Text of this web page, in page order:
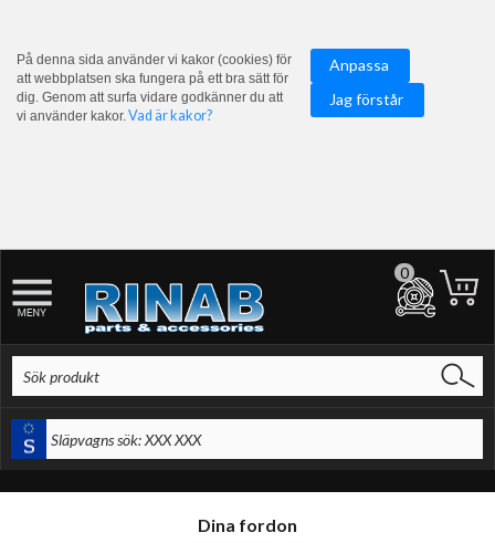
På denna sida använder vi kakor (cookies) för
att webbplatsen ska fungera på ett bra sätt för
dig. Genom att surfa vidare godkänner du att
vi använder kakor.Vad är kakor?
Anpassa
Jag förstår
0
Dina fordon